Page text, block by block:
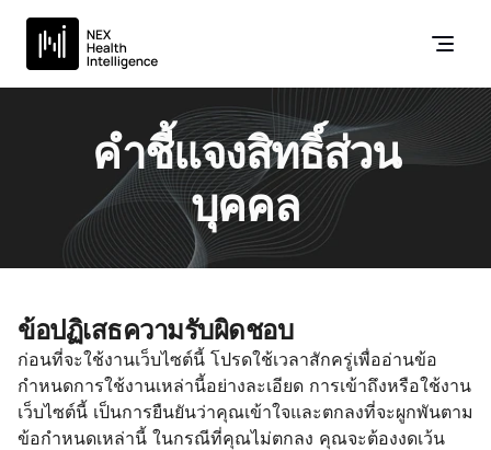
คำชี้แจงสิทธิ์ส่วน
บุคคล
ข้อปฏิเสธความรับผิดชอบ
ก่อนที่จะใช้งานเว็บไซต์นี้ โปรดใช้เวลาสักครู่เพื่ออ่านข้อ
กำหนดการใช้งานเหล่านี้อย่างละเอียด การเข้าถึงหรือใช้งาน
เว็บไซต์นี้ เป็นการยืนยันว่าคุณเข้าใจและตกลงที่จะผูกพันตาม
ข้อกำหนดเหล่านี้ ในกรณีที่คุณไม่ตกลง คุณจะต้องงดเว้น